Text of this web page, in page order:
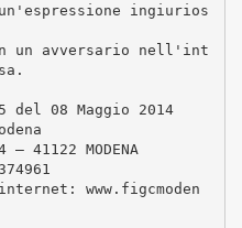
ingiurios
un avversario nell'int
del 08 Maggio 2014
MODENA
www.figcmoden